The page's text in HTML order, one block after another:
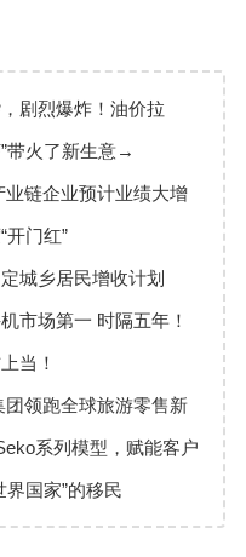
剧烈爆炸！油价拉
带火了新生意→
链企业预计业绩大增
开门红”
城乡居民增收计划
市场第一 时隔五年！
当！
领跑全球旅游零售新
系列模型，赋能客户
国家”的移民